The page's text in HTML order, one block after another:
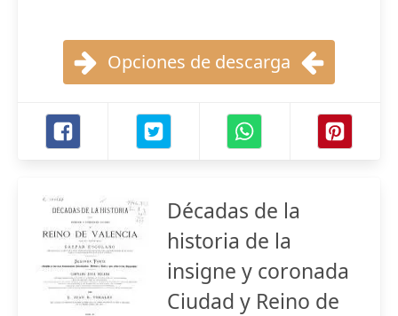
Opciones de descarga
Décadas de la
historia de la
insigne y coronada
Ciudad y Reino de